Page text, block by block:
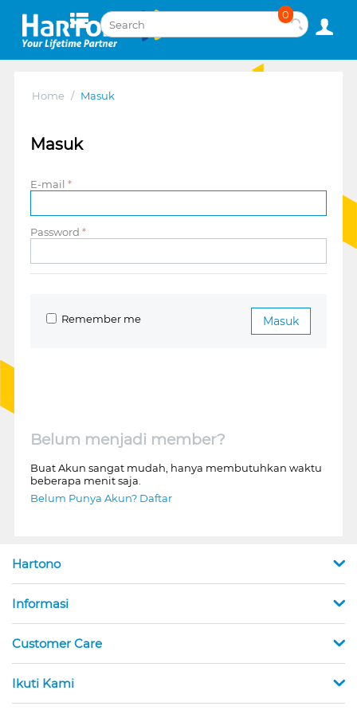
0
Home / Masuk
Masuk
E-mail
Password
Masuk
Remember me
Belum menjadi member?
Buat Akun sangat mudah, hanya membutuhkan waktu
beberapa menit saja.
Belum Punya Akun? Daftar
Hartono
Informasi
Customer Care
Ikuti Kami